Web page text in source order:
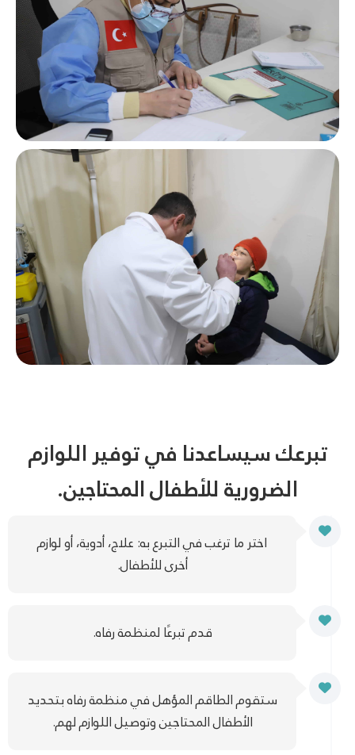
تبرعك سيساعدنا في توفير اللوازم
الضرورية للأطفال المحتاجين.
اختر ما ترغب في التبرع به: علاج، أدوية، أو لوازم
أخرى للأطفال.
قدم تبرعًا لمنظمة رفاه.
ستقوم الطاقم المؤهل في منظمة رفاه بتحديد
الأطفال المحتاجين وتوصيل اللوازم لهم.